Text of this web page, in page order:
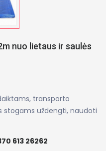
nuo lietaus ir saulės
transporto
uždengti, naudoti
613 26262